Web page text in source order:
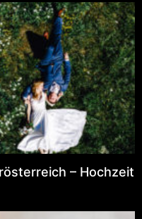
– Hochzeit